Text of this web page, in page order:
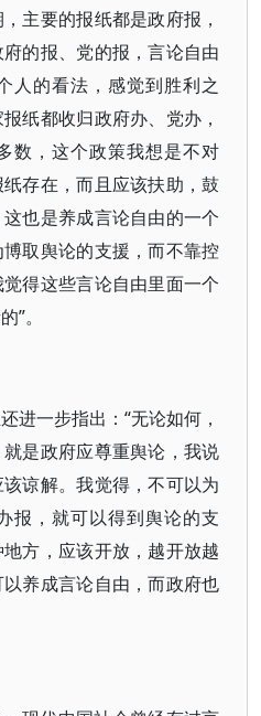
主要的报纸都是政府报，
的报、党的报，言论自由
人的看法，感觉到胜利之
纸都收归政府办、党办，
数，这个政策我想是不对
存在，而且应该扶助，鼓
也是养成言论自由的一个
取舆论的支援，而不靠控
得这些言论自由里面一个
”。
进一步指出：“无论如何，
是政府应尊重舆论，我说
谅解。我觉得，不可以为
报，就可以得到舆论的支
方，应该开放，越开放越
养成言论自由，而政府也